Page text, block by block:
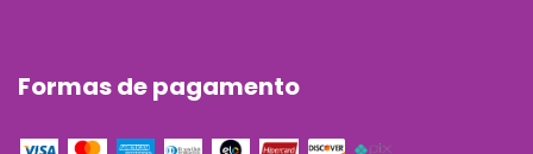
Formas de pagamento